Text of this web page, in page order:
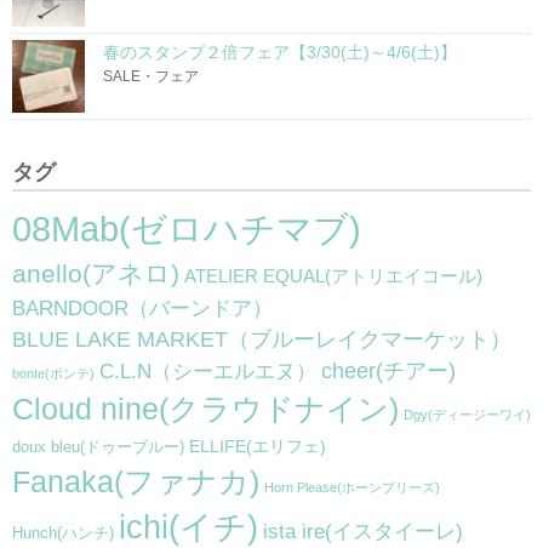
春のスタンプ２倍フェア【3/30(土)～4/6(土)】
SALE・フェア
タグ
08Mab(ゼロハチマブ)
anello(アネロ) ATELIER EQUAL(アトリエイコール)
BARNDOOR（バーンドア）
BLUE LAKE MARKET（ブルーレイクマーケット）
bonte(ボンテ) C.L.N（シーエルエヌ） cheer(チアー)
Cloud nine(クラウドナイン) Dgy(ディージーワイ)
doux bleu(ドゥーブルー) ELLIFE(エリフェ)
Fanaka(ファナカ) Horn Please(ホーンプリーズ)
Hunch(ハンチ) ichi(イチ) ista ire(イスタイーレ)